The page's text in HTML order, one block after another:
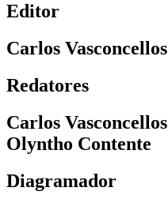
Editor
Carlos Vasconcellos
Redatores
Carlos Vasconcellos
Olyntho Contente
Diagramador